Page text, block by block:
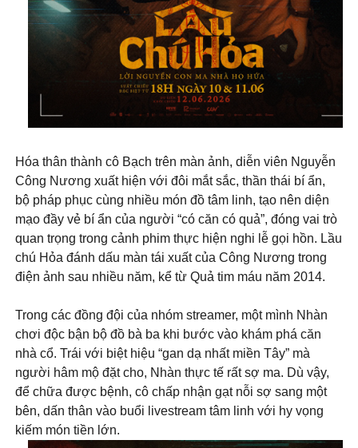
Hóa thân thành cô Bạch trên màn ảnh, diễn viên Nguyễn
Công Nương xuất hiện với đôi mắt sắc, thần thái bí ẩn,
bộ pháp phục cùng nhiều món đồ tâm linh, tạo nên diện
mạo đầy vẻ bí ẩn của người “có căn có quả”, đóng vai trò
quan trọng trong cảnh phim thực hiện nghi lễ gọi hồn. Lầu
chú Hỏa đánh dấu màn tái xuất của Công Nương trong
điện ảnh sau nhiều năm, kể từ Quả tim máu năm 2014.
Trong các đồng đội của nhóm streamer, một mình Nhàn
chơi độc bận bộ đồ bà ba khi bước vào khám phá căn
nhà cổ. Trái với biệt hiệu “gan dạ nhất miền Tây” mà
người hâm mộ đặt cho, Nhàn thực tế rất sợ ma. Dù vậy,
để chữa được bệnh, cô chấp nhận gạt nỗi sợ sang một
bên, dấn thân vào buổi livestream tâm linh với hy vọng
kiếm món tiền lớn.